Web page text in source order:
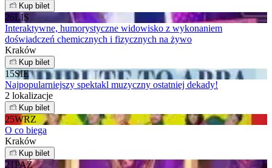
Kup bilet
26LIS
Interaktywne, humorystyczne widowisko z wykonaniem
doświadczeń chemicznych i fizycznych na żywo
Kraków
Kup bilet
15SIE
Najpopularniejszy spektakl muzyczny ostatniej dekady!
2 lokalizacje
Kup bilet
25WRZ
O co biega
Kraków
Kup bilet
21PAŹ